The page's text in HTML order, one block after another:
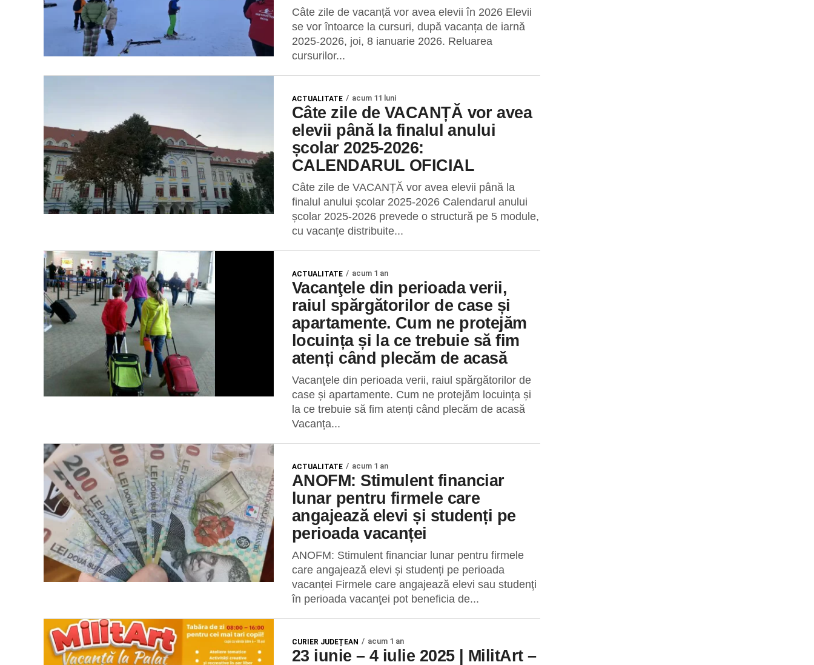
Câte zile de vacanță vor avea elevii în 2026 Elevii
se vor întoarce la cursuri, după vacanța de iarnă
2025-2026, joi, 8 ianuarie 2026. Reluarea
cursurilor...
ACTUALITATE acum 11 luni
Câte zile de VACANȚĂ vor avea
elevii până la finalul anului
școlar 2025-2026:
CALENDARUL OFICIAL
Câte zile de VACANȚĂ vor avea elevii până la
finalul anului școlar 2025-2026 Calendarul anului
școlar 2025-2026 prevede o structură pe 5 module,
cu vacanțe distribuite...
ACTUALITATE acum 1 an
Vacanţele din perioada verii,
raiul spărgătorilor de case și
apartamente. Cum ne protejăm
locuința și la ce trebuie să fim
atenți când plecăm de acasă
Vacanţele din perioada verii, raiul spărgătorilor de
case și apartamente. Cum ne protejăm locuința și
la ce trebuie să fim atenți când plecăm de acasă
Vacanța...
ACTUALITATE acum 1 an
ANOFM: Stimulent financiar
lunar pentru firmele care
angajează elevi și studenți pe
perioada vacanței
ANOFM: Stimulent financiar lunar pentru firmele
care angajează elevi și studenți pe perioada
vacanței Firmele care angajează elevi sau studenţi
în perioada vacanţei pot beneficia de...
CURIER JUDEȚEAN acum 1 an
23 iunie – 4 iulie 2025 | MilitArt –